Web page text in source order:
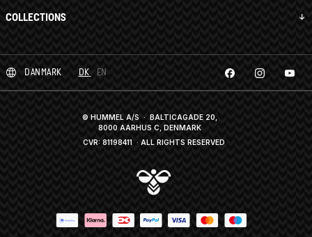
COLLECTIONS
DANMARK DK EN
© HUMMEL A/S · BALTICAGADE 20,
8000 AARHUS C, DENMARK
CVR: 81198411 · ALL RIGHTS RESERVED